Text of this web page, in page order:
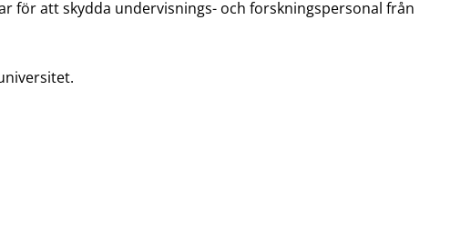
för att skydda undervisnings- och forskningspersonal från